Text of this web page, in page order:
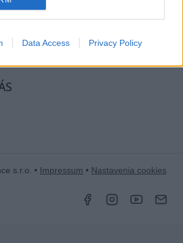
Data Access Privacy Policy
článkov emailom . Súhrn noviniek
s.r.o. • Impressum • Nastavenia cookies